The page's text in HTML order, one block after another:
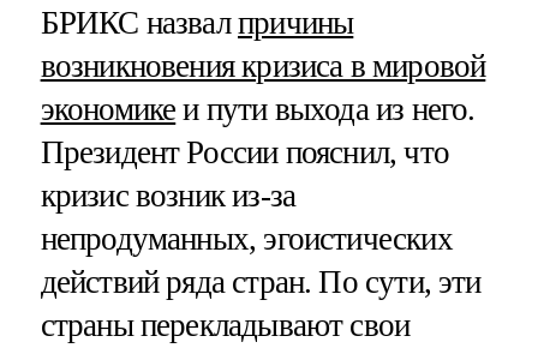
БРИКС назвалпричины
возникновения кризиса в мировой
экономике и пути выхода из него.
Президент России пояснил, что
кризис возник из-за
непродуманных, эгоистических
действий ряда стран. По сути, эти
страны перекладывают свои